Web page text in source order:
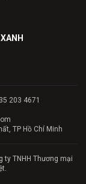
203 4671
TP Hồ Chí Minh
ty TNHH Thương mại